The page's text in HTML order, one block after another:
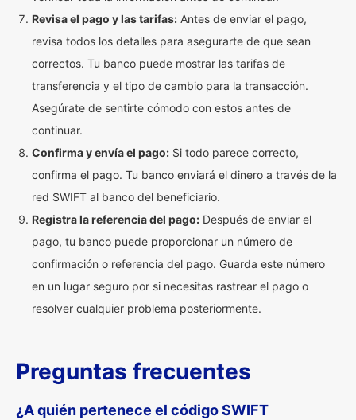
Revisa el pago y las tarifas: Antes de enviar el pago,
revisa todos los detalles para asegurarte de que sean
correctos. Tu banco puede mostrar las tarifas de
transferencia y el tipo de cambio para la transacción.
Asegúrate de sentirte cómodo con estos antes de
continuar.
Confirma y envía el pago: Si todo parece correcto,
confirma el pago. Tu banco enviará el dinero a través de la
red SWIFT al banco del beneficiario.
Registra la referencia del pago: Después de enviar el
pago, tu banco puede proporcionar un número de
confirmación o referencia del pago. Guarda este número
en un lugar seguro por si necesitas rastrear el pago o
resolver cualquier problema posteriormente.
Preguntas frecuentes
¿A quién pertenece el código SWIFT